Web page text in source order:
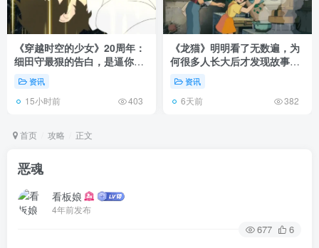
《穿越时空的少女》20周年：
细田守最狠的告白，是逼你承
认有些夏天回不去了！
资讯
15小时前 403
《龙猫》明明看了无数遍，为
何很多人长大后才发现故事根
本不在 1988 年！
资讯
6天前 382
首页 攻略 正文
恶魂
看板娘
4年前发布
677 6